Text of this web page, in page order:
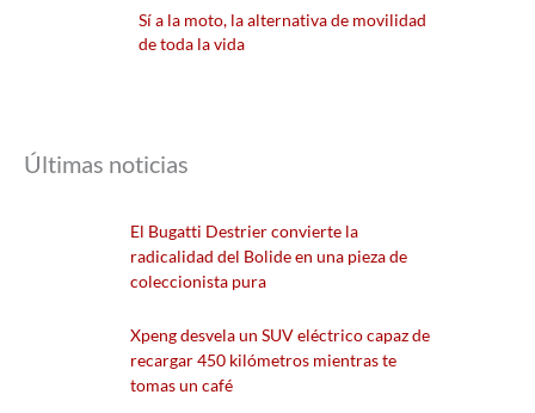
Sí a la moto, la alternativa de movilidad
de toda la vida
Últimas noticias
El Bugatti Destrier convierte la
radicalidad del Bolide en una pieza de
coleccionista pura
Xpeng desvela un SUV eléctrico capaz de
recargar 450 kilómetros mientras te
tomas un café